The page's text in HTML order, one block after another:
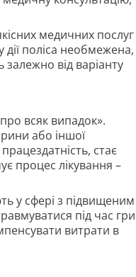
медичних послуг
поліса необмежена,
залежно від варіанту
всяк випадок».
або іншої
стає
процес лікування –
у сфері з підвищеним
під час гри
витрати в